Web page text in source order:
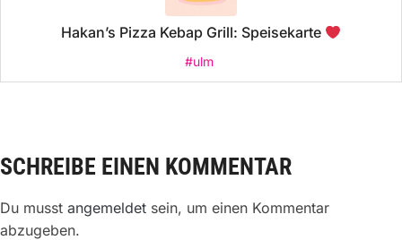
Hakan’s Pizza Kebap Grill: Speisekarte
#ulm
SCHREIBE EINEN KOMMENTAR
Du musst angemeldet sein, um einen Kommentar
abzugeben.